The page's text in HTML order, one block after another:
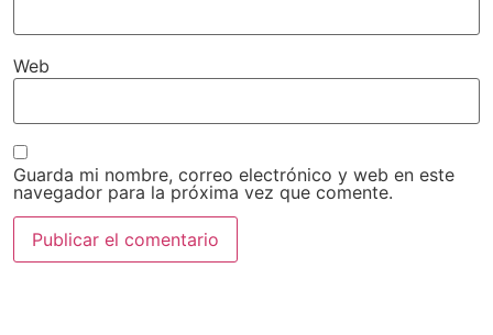
Web
Guarda mi nombre, correo electrónico y web en este
navegador para la próxima vez que comente.